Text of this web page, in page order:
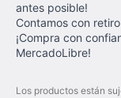
antes posible!
Contamos con
¡Compra con
MercadoLibre!
Los productos están